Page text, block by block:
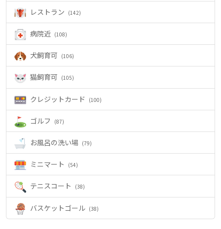
レストラン (142)
病院近 (108)
犬飼育可 (106)
猫飼育可 (105)
クレジットカード (100)
ゴルフ (87)
お風呂の洗い場 (79)
ミニマート (54)
テニスコート (38)
バスケットゴール (38)